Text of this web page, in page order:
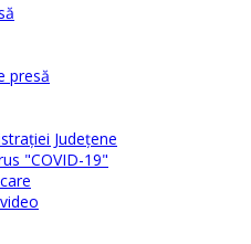
presă
Judeţene
"COVID-19"